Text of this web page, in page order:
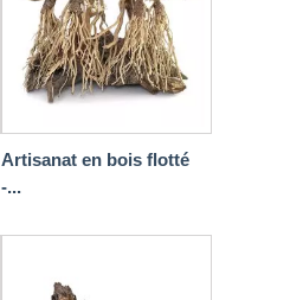
Artisanat en bois flotté
-...